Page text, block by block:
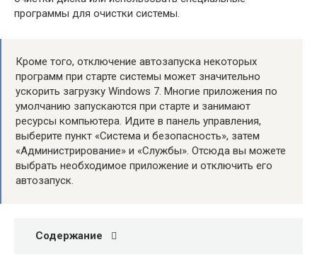
программы для очистки системы.
Кроме того, отключение автозапуска некоторых
программ при старте системы может значительно
ускорить загрузку Windows 7. Многие приложения по
умолчанию запускаются при старте и занимают
ресурсы компьютера. Идите в панель управления,
выберите пункт «Система и безопасность», затем
«Администрирование» и «Службы». Отсюда вы можете
выбрать необходимое приложение и отключить его
автозапуск.
Содержание